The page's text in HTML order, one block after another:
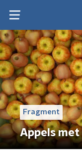
Fragment
Appels met